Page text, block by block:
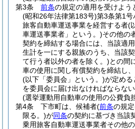
第3条
前条の規定の適用を受けよ
(昭和26年法律第183号)第3条第1号
旅客自動車運送事業を経営する者(
車運送事業者」という。)その他の
契約を締結する場合には、当該適
生計を一にする親族のうち、当該
て行う者以外の者を除く。)との間
車の使用に関し有償契約を締結し
(以下「委員会」という。)が定める
を委員会に届け出なければならない
(選挙運動用自動車の使用の公費負
第4条
下市町は、候補者(前条の規
限る。)が同条の契約に基づき当該
乗用旅客自動車運送事業者その他